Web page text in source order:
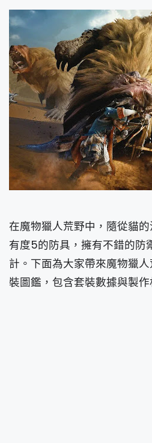
在魔物獵人荒野中，隨從貓
有度5的防具，擁有不錯的防
計。下面為大家帶來魔物獵
裝圖鑑，包含套裝數據與製